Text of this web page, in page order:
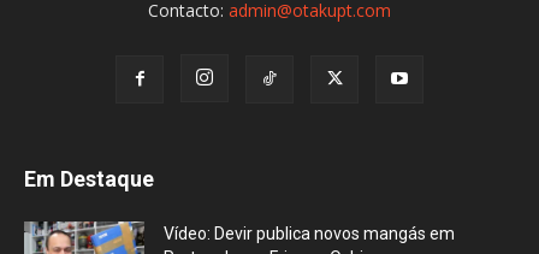
Contacto: admin@otakupt.com
Em Destaque
Vídeo: Devir publica novos mangás em